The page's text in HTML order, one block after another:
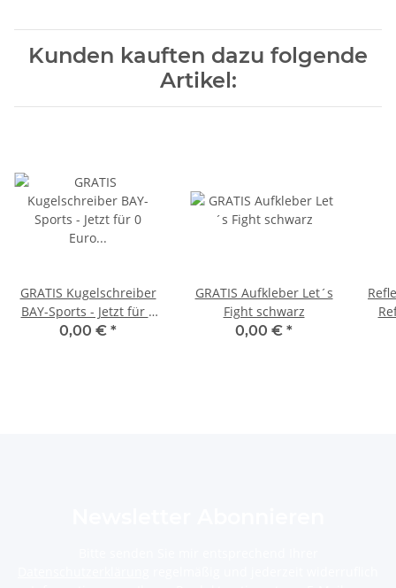
Kunden kauften dazu folgende
Artikel:
GRATIS Kugelschreiber
BAY-Sports - Jetzt für 0
Euro in den Warenkorb
0,00 € *
GRATIS Aufkleber Let´s
Fight schwarz
0,00 € *